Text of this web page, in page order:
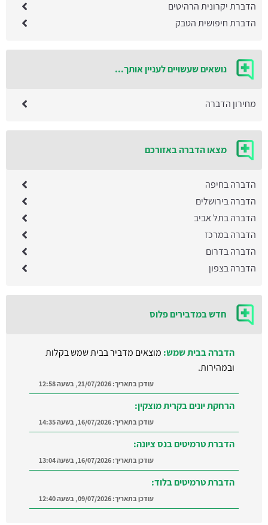
הדברת יקרונית הרהיטים
הדברת חיפושית הטבק
נושאים שעשויים לעניין אותך...
מחירון הדברה
מצאו הדברה באזורכם
הדברה בחיפה
הדברה בירושלים
הדברה בתל אביב
הדברה במרכז
הדברה בדרום
הדברה בצפון
חדש במדבירים פלוס
הדברה בבית שמש: מוצאים מדביר בבית שמש בקלות
ובמהירות.
עודכן בתאריך:21/07/2026, בשעה 12:58
הרחקת יונים בקרית מוצקין:
עודכן בתאריך:16/07/2026, בשעה 14:35
הדברת טרמיטים בנס ציונה:
עודכן בתאריך:16/07/2026, בשעה 13:04
הדברת טרמיטים בלוד:
עודכן בתאריך:09/07/2026, בשעה 12:40